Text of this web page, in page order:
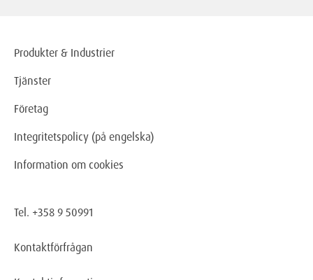
Produkter & Industrier
Tjänster
Företag
Integritetspolicy (på engelska)
Information om cookies
Tel. +358 9 50991
Kontaktförfrågan